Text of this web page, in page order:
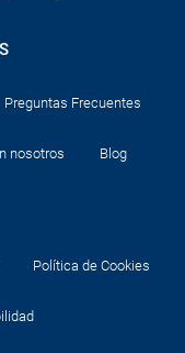
Preguntas Frecuentes
nosotros Blog
Política de Cookies